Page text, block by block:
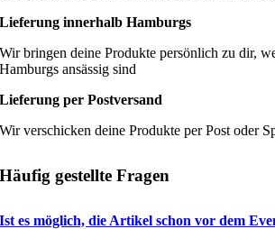
Lieferung innerhalb Hamburgs
Wir bringen deine Produkte persönlich zu dir,
Hamburgs ansässig sind
Lieferung per Postversand
Wir verschicken deine Produkte per Post oder
Häufig gestellte Fragen
Ist es möglich, die Artikel schon vor dem